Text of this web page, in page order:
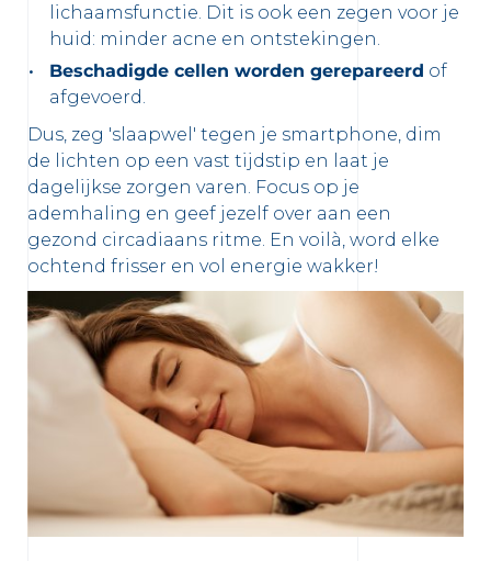
lichaamsfunctie. Dit is ook een zegen voor je
huid: minder acne en ontstekingen.
Beschadigde cellen worden gerepareerd of
afgevoerd.
Dus, zeg 'slaapwel' tegen je smartphone, dim
de lichten op een vast tijdstip en laat je
dagelijkse zorgen varen. Focus op je
ademhaling en geef jezelf over aan een
gezond circadiaans ritme. En voilà, word elke
ochtend frisser en vol energie wakker!